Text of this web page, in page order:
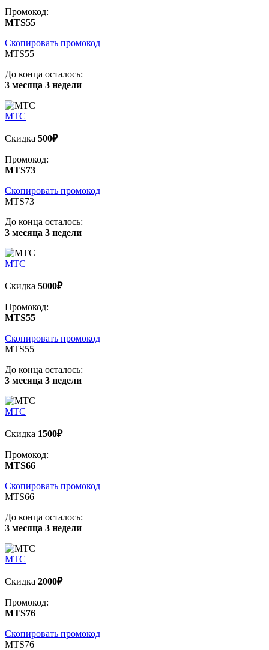
Промокод:
MTS55
Скопировать промокод
MTS55
До конца осталось:
3 месяца 3 недели
МТС
Скидка 500₽
Промокод:
MTS73
Скопировать промокод
MTS73
До конца осталось:
3 месяца 3 недели
МТС
Скидка 5000₽
Промокод:
MTS55
Скопировать промокод
MTS55
До конца осталось:
3 месяца 3 недели
МТС
Скидка 1500₽
Промокод:
MTS66
Скопировать промокод
MTS66
До конца осталось:
3 месяца 3 недели
МТС
Скидка 2000₽
Промокод:
MTS76
Скопировать промокод
MTS76